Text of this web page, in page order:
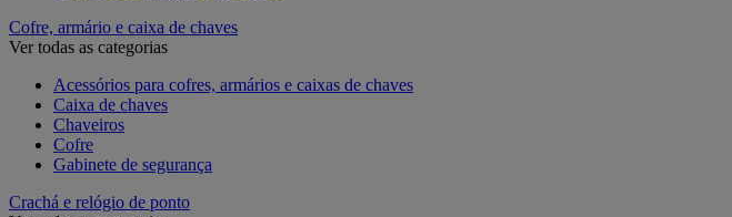
Cofre, armário e caixa de chaves
Ver todas as categorias
Acessórios para cofres, armários e caixas de chaves
Caixa de chaves
Chaveiros
Cofre
Gabinete de segurança
Crachá e relógio de ponto